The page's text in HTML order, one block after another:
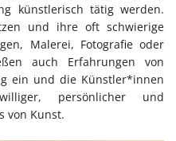
künstlerisch tätig werden.
und ihre oft schwierige
Malerei, Fotografie oder
auch Erfahrungen von
ein und die Künstler*innen
persönlicher und
von Kunst.